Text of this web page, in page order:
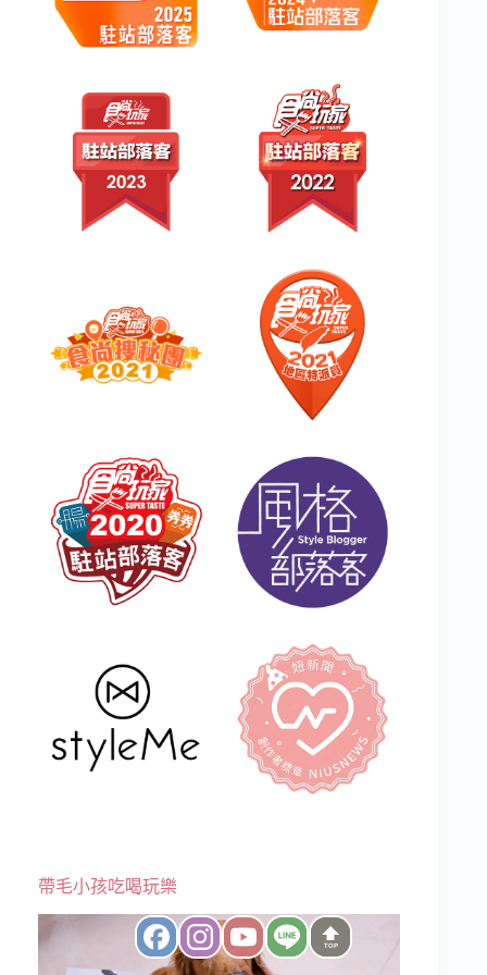
帶毛小孩吃喝玩樂
TOP